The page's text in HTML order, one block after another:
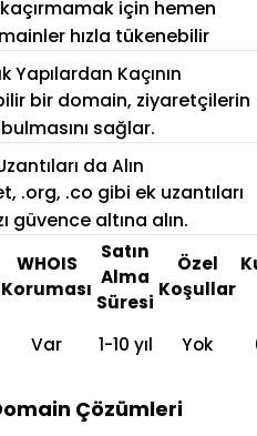
için hemen
hızla tükenebilir
Yapılardan Kaçının
bir domain, ziyaretçilerin
sağlar.
da Alın
.org, .co gibi ek uzantıları
güvence altına alın.
WHOIS
Koruması
Satın
Alma
Süresi
Özel
Koşullar
Var 1-10 yıl Yok
Çözümleri